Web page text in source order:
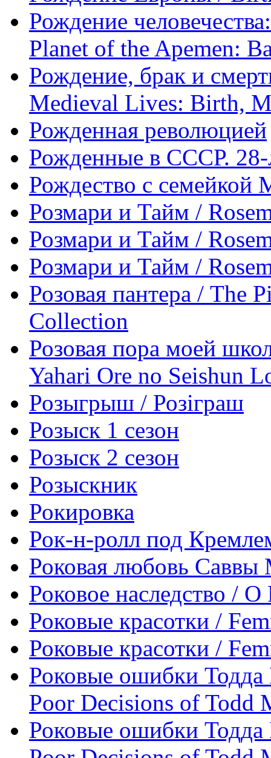
Рождение
Planet of the Apemen:
Рождение, брак и
Medieval Lives: Birth,
Рожденная революцией
Рожденные в СССР. 28-
Рождество с
Розмари и Тайм /
Розмари и Тайм /
Розмари и Тайм /
Розовая пантера / The
Collection
Розовая пора моей
Yahari Ore no Seishun
Розыгрыш / Розiграш
Розыск 1 сезон
Розыск 2 сезон
Розыскник
Рокировка
Рок-н-ролл под
Роковая любовь Саввы
Роковое наследство /
Роковые красотки /
Роковые красотки /
Роковые ошибки Тодда
Poor Decisions of Todd
Роковые ошибки Тодда